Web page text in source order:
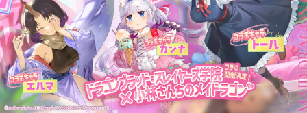
電ファミのいま読まれている記事ランキング
アプリセール情報
インタビュー
連載・特集一覧